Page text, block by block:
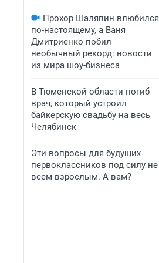
Прохор Шаляпин влюбился
по-настоящему, а Ваня
Дмитриенко побил
необычный рекорд: новости
из мира шоу-бизнеса
В Тюменской области погиб
врач, который устроил
байкерскую свадьбу на весь
Челябинск
Эти вопросы для будущих
первоклассников под силу не
всем взрослым. А вам?